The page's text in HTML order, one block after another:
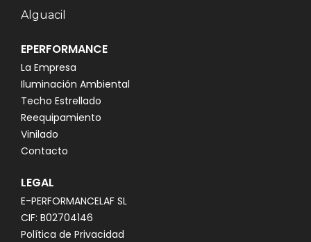
Alguacil
EPERFORMANCE
La Empresa
Iluminación Ambiental
Techo Estrellado
Reequipamiento
Vinilado
Contacto
LEGAL
E-PERFORMANCELAF SL
CIF: B02704146
Política de Privacidad